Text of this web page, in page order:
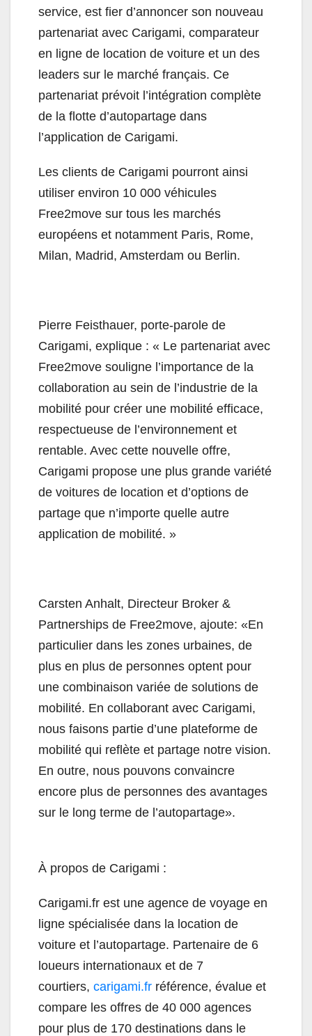
service, est fier d’annoncer son nouveau
partenariat avec Carigami, comparateur
en ligne de location de voiture et un des
leaders sur le marché français. Ce
partenariat prévoit l’intégration complète
de la flotte d’autopartage dans
l’application de Carigami.
Les clients de Carigami pourront ainsi
utiliser environ 10 000 véhicules
Free2move sur tous les marchés
européens et notamment Paris, Rome,
Milan, Madrid, Amsterdam ou Berlin.
Pierre Feisthauer, porte-parole de
Carigami, explique : « Le partenariat avec
Free2move souligne l’importance de la
collaboration au sein de l’industrie de la
mobilité pour créer une mobilité efficace,
respectueuse de l’environnement et
rentable. Avec cette nouvelle offre,
Carigami propose une plus grande variété
de voitures de location et d’options de
partage que n’importe quelle autre
application de mobilité. »
Carsten Anhalt, Directeur Broker &
Partnerships de Free2move, ajoute: «En
particulier dans les zones urbaines, de
plus en plus de personnes optent pour
une combinaison variée de solutions de
mobilité. En collaborant avec Carigami,
nous faisons partie d’une plateforme de
mobilité qui reflète et partage notre vision.
En outre, nous pouvons convaincre
encore plus de personnes des avantages
sur le long terme de l’autopartage».
À propos de Carigami :
Carigami.fr est une agence de voyage en
ligne spécialisée dans la location de
voiture et l’autopartage. Partenaire de 6
loueurs internationaux et de 7
courtiers, carigami.fr référence, évalue et
compare les offres de 40 000 agences
pour plus de 170 destinations dans le